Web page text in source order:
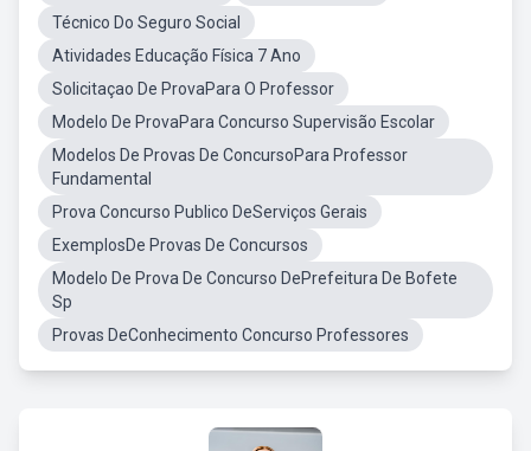
Técnico Do Seguro Social
Atividades Educação Física 7 Ano
Solicitaçao De ProvaPara O Professor
Modelo De ProvaPara Concurso Supervisão Escolar
Modelos De Provas De ConcursoPara Professor
Fundamental
Prova Concurso Publico DeServiços Gerais
ExemplosDe Provas De Concursos
Modelo De Prova De Concurso DePrefeitura De Bofete
Sp
Provas DeConhecimento Concurso Professores